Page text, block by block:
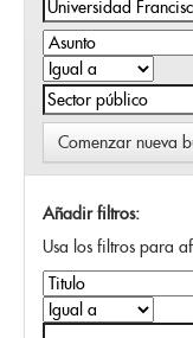
Comenzar nueva
Añadir filtros:
Usa los filtros para